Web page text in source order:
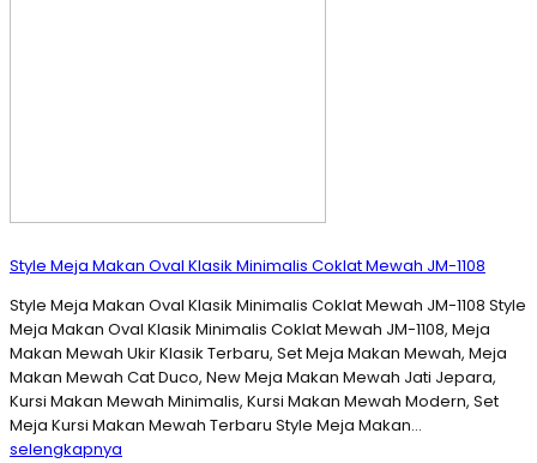
Style Meja Makan Oval Klasik Minimalis Coklat Mewah JM-1108
Style Meja Makan Oval Klasik Minimalis Coklat Mewah JM-1108 Style
Meja Makan Oval Klasik Minimalis Coklat Mewah JM-1108, Meja
Makan Mewah Ukir Klasik Terbaru, Set Meja Makan Mewah, Meja
Makan Mewah Cat Duco, New Meja Makan Mewah Jati Jepara,
Kursi Makan Mewah Minimalis, Kursi Makan Mewah Modern, Set
Meja Kursi Makan Mewah Terbaru Style Meja Makan…
selengkapnya